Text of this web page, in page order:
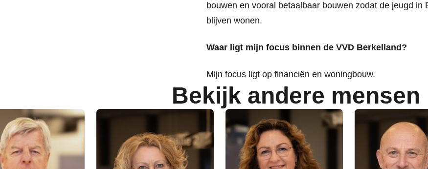
bouwen en vooral betaalbaar bouwen zodat de jeugd in
blijven wonen.
Waar ligt mijn focus binnen de VVD Berkelland?
Mijn focus ligt op financiën en woningbouw.
Bekijk andere mensen